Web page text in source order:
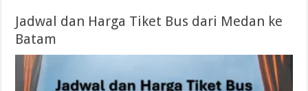
Jadwal dan Harga Tiket Bus dari Medan ke
Batam